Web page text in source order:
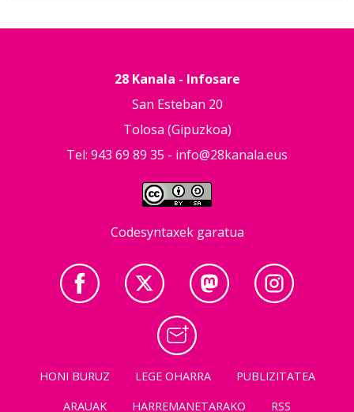
28 Kanala - Infosare
San Esteban 20
Tolosa (Gipuzkoa)
Tel: 943 69 89 35 - info@28kanala.eus
Codesyntaxek garatua
HONI BURUZ LEGE OHARRA
PUBLIZITATEA
ARAUAK
HARREMANETARAKO RSS